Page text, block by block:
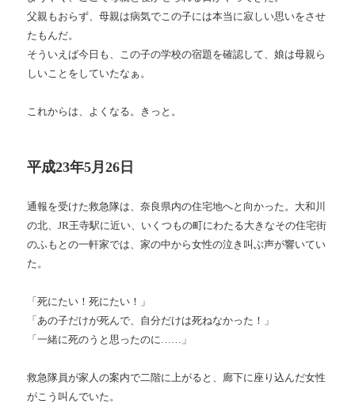
父親もおらず、母親は病気でこの子には本当に寂しい思いをさせ
たもんだ。
そういえば今日も、この子の学校の宿題を確認して、娘は母親ら
しいことをしていたなぁ。
これからは、よくなる。きっと。
平成23年5月26日
通報を受けた救急隊は、奈良県内の住宅地へと向かった。大和川
の北、JR王寺駅に近い、いくつもの町にわたる大きなその住宅街
のふもとの一軒家では、家の中から女性の泣き叫ぶ声が響いてい
た。
「死にたい！死にたい！」
「あの子だけが死んで、自分だけは死ねなかった！」
「一緒に死のうと思ったのに……」
救急隊員が家人の案内で二階に上がると、廊下に座り込んだ女性
がこう叫んでいた。